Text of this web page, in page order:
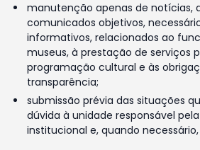
manutenção apenas de notícias,
comunicados objetivos,
informativos, relacionados ao
museus, à prestação de serviços
programação cultural e às
transparência;
submissão prévia das situações
dúvida à unidade responsável
institucional e, quando